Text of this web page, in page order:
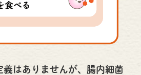
義はありませんが、腸内細菌